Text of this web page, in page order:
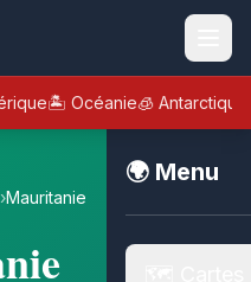
🏝️ Océanie🧊 Antarctique
🌍 Menu
›Mauritanie